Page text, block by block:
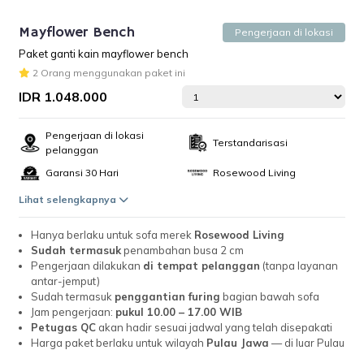
Mayflower Bench Pengerjaan di lokasi
Paket ganti kain mayflower bench
2 Orang menggunakan paket ini
IDR 1.048.000
Pengerjaan di lokasi
pelanggan
Terstandarisasi
Garansi 30 Hari Rosewood Living
Lihat selengkapnya
Hanya berlaku untuk sofa merek Rosewood Living
Sudah termasukpenambahan busa 2 cm
Pengerjaan dilakukan di tempat pelanggan (tanpa layanan
antar-jemput)
Sudah termasuk penggantian furing bagian bawah sofa
Jam pengerjaan: pukul 10.00 – 17.00 WIB
Petugas QC akan hadir sesuai jadwal yang telah disepakati
Harga paket berlaku untuk wilayah Pulau Jawa — di luar Pulau